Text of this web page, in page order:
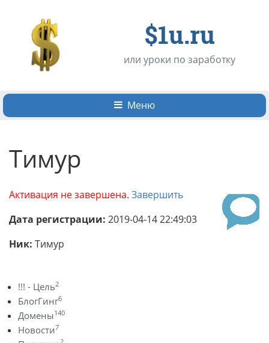
$1u.ru
или уроки по заработку
Меню
Тимур
Активация не завершена. Завершить
Дата регистрации: 2019-04-14 22:49:03
Ник: Тимур
!!! - Цель2
БлогГинг6
Домены140
Новости7